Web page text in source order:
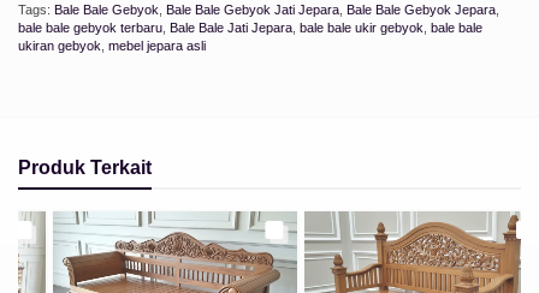
Tags: Bale Bale Gebyok Bale Bale Gebyok Jati Jepara Bale Bale Gebyok Jepara
bale bale gebyok terbaru Bale Bale Jati Jepara bale bale ukir gebyok bale bale
ukiran gebyok mebel jepara asli
Produk Terkait